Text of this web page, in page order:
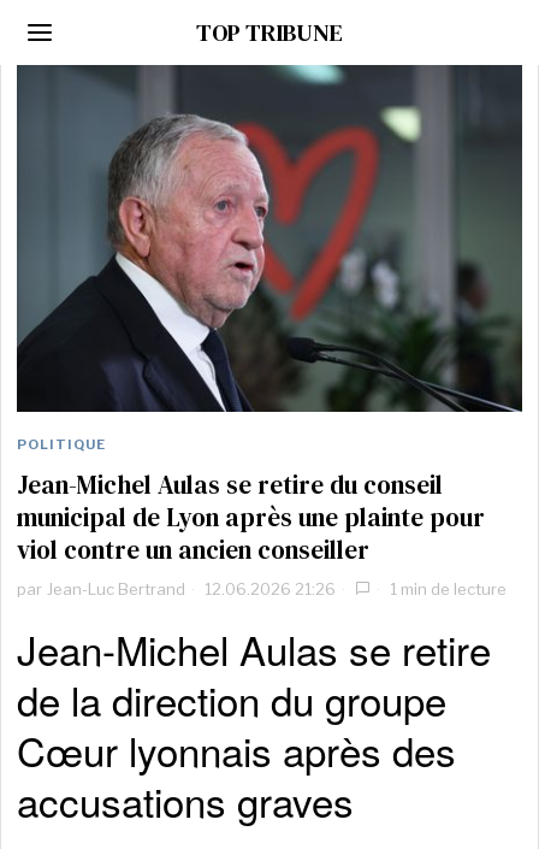
TOP TRIBUNE
POLITIQUE
Jean-Michel Aulas se retire du conseil
municipal de Lyon après une plainte pour
viol contre un ancien conseiller
par Jean-Luc Bertrand 12.06.2026 21:26 1 min de lecture
Jean-Michel Aulas se retire
de la direction du groupe
Cœur lyonnais après des
accusations graves